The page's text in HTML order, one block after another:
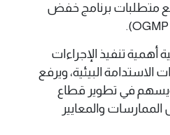
مع متطلبات برنامج خفض
أهمية تنفيذ الإجراءات
الاستدامة البيئية، ويرفع
ويسهم في تطوير قطاع
والمعايير